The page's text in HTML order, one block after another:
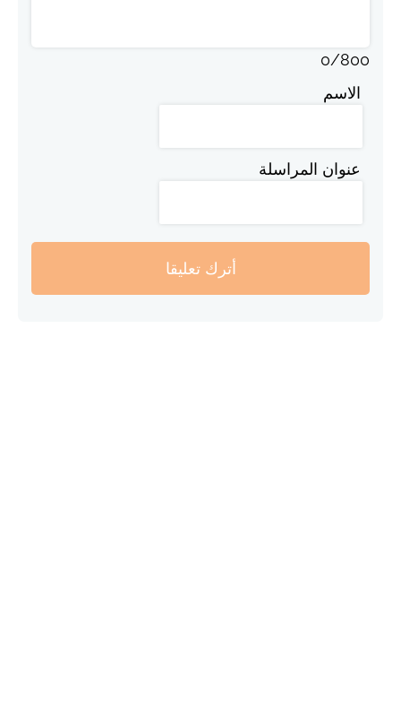
0/800
الاسم
عنوان المراسلة
أترك تعليقا